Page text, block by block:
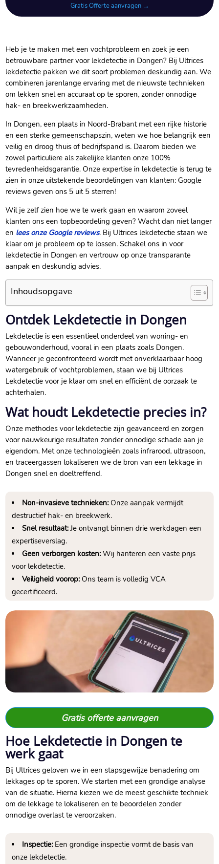
Gratis Offerte aanvragen →
Heb je te maken met een vochtprobleem en zoek je een
betrouwbare partner voor lekdetectie in Dongen? Bij Ultrices
lekdetectie pakken we dit soort problemen deskundig aan. We
combineren jarenlange ervaring met de nieuwste technieken
om lekken snel en accuraat op te sporen, zonder onnodige
hak- en breekwerkzaamheden.
In Dongen, een plaats in Noord-Brabant met een rijke historie
en een sterke gemeenschapszin, weten we hoe belangrijk een
veilig en droog thuis of bedrijfspand is. Daarom bieden we
zowel particuliere als zakelijke klanten onze 100%
tevredenheidsgarantie. Onze expertise in lekdetectie is terug te
zien in onze uitstekende beoordelingen van klanten: Google
reviews geven ons 5 uit 5 sterren!
Wil je zelf zien hoe we te werk gaan en waarom zoveel
klanten ons een topbeoordeling geven? Wacht dan niet langer
en lees onze Google reviews. Bij Ultrices lekdetectie staan we
klaar om je probleem op te lossen. Schakel ons in voor
lekdetectie in Dongen en vertrouw op onze transparante
aanpak en deskundig advies.
Inhoudsopgave
Ontdek Lekdetectie in Dongen
Lekdetectie is een essentieel onderdeel van woning- en
gebouwonderhoud, vooral in een plaats zoals Dongen.
Wanneer je geconfronteerd wordt met onverklaarbaar hoog
watergebruik of vochtproblemen, staan we bij Ultrices
Lekdetectie voor je klaar om snel en efficiënt de oorzaak te
achterhalen.
Wat houdt Lekdetectie precies in?
Onze methodes voor lekdetectie zijn geavanceerd en zorgen
voor nauwkeurige resultaten zonder onnodige schade aan je
eigendom. Met onze technologieën zoals infrarood, ultrasoon,
en traceergassen lokaliseren we de bron van een lekkage in
Dongen snel en doeltreffend.
Non-invasieve technieken:Onze aanpak vermijdt
destructief hak- en breekwerk.
Snel resultaat:Je ontvangt binnen drie werkdagen een
expertiseverslag.
Geen verborgen kosten:Wij hanteren een vaste prijs
voor lekdetectie.
Veiligheid voorop:Ons team is volledig VCA
gecertificeerd.
Gratis offerte aanvragen
Hoe Lekdetectie in Dongen te
werk gaat
Bij Ultrices geloven we in een stapsgewijze benadering om
lekkages op te sporen. We starten met een grondige analyse
van de situatie. Hierna kiezen we de meest geschikte techniek
om de lekkage te lokaliseren en te beoordelen zonder
onnodige overlast te veroorzaken.
Inspectie:Een grondige inspectie vormt de basis van
onze lekdetectie.